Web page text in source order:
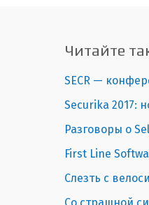
Читайте
SECR —
Securika 2017:
Разговоры о
First Line
Слезть с